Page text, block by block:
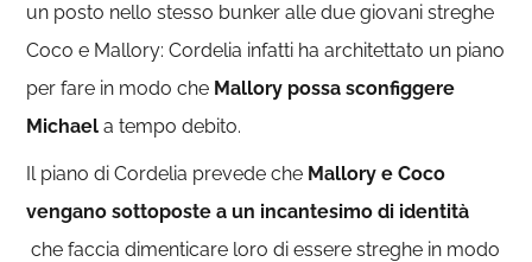
un posto nello stesso bunker alle due giovani streghe
Coco e Mallory: Cordelia infatti ha architettato un piano
per fare in modo che Mallory possa sconfiggere
Michael a tempo debito.
Il piano di Cordelia prevede che Mallory e Coco
vengano sottoposte a un incantesimo di identità
che faccia dimenticare loro di essere streghe in modo